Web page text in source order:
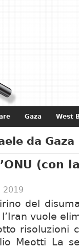
Gaza West
da Gaza
(con
2019
del
vuole
risoluzioni
Meotti La